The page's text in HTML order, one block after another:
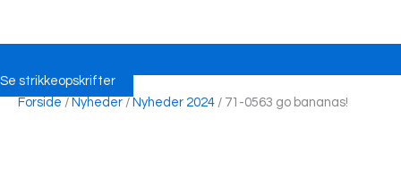
Se strikkeopskrifter
Forside / Nyheder / Nyheder 2024 / 71-0563 go bananas!